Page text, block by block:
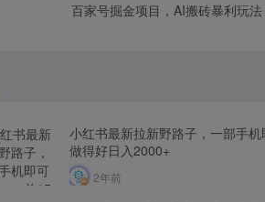
百家号掘金项目，AI搬砖暴利玩法
小红书最新拉新野路子，一部手机
做得好日入2000+
2年前